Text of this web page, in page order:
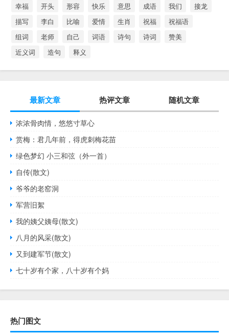
幸福
开头 形容 快乐 意思 成语 我们
接龙
描写
李白 比喻 爱情 生肖 祝福
祝福语
组词
老师 自己 词语 诗句 诗词
赞美
近义词
造句 释义
最新文章 热评文章 随机文章
浓浓骨肉情，悠悠寸草心
赏梅：君几年前，得虎刺梅花苗
绿色梦幻 小三和弦（外一首）
自传(散文)
爷爷的老窑洞
军营旧絮
我的姨父姨母(散文)
八月的风采(散文)
又到建军节(散文)
七十岁有个家，八十岁有个妈
热门图文